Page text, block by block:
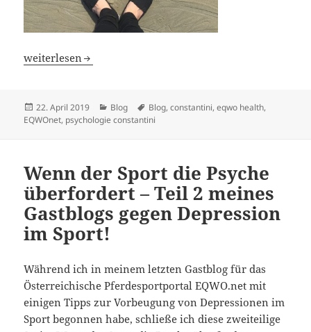
Positives bestärken – Tipps für mehr Glücksgefühle auf
weiterlesen
Veröffentlicht
am
22. April 2019 Kategorien
Blog Schlagwörter
Blog,constantini,eqwo health,
EQWOnet, psychologie constantini
Wenn der Sport die Psyche
überfordert – Teil 2 meines
Gastblogs gegen Depression
im Sport!
Während ich in meinem letzten Gastblog für das
Österreichische Pferdesportportal EQWO.net mit
einigen Tipps zur Vorbeugung von Depressionen im
Sport begonnen habe, schließe ich diese zweiteilige